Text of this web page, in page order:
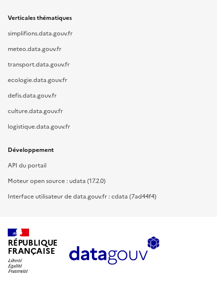
Verticales thématiques
simplifions.data.gouv.fr
meteo.data.gouv.fr
transport.data.gouv.fr
ecologie.data.gouv.fr
defis.data.gouv.fr
culture.data.gouv.fr
logistique.data.gouv.fr
Développement
API du portail
Moteur open source : udata (17.2.0)
Interface utilisateur de data.gouv.fr : cdata (7ad44f4)
RÉPUBLIQUE
FRANÇAISE